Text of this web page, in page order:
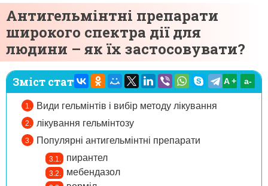
Антигельмінтні препарати
широкого спектра дії для
людини – як їх застосовувати?
Зміст статті:
Види гельмінтів і вибір методу лікування
лікування гельмінтозу
Популярні антигельмінтні препарати
пирантел
мебендазол
A + а-